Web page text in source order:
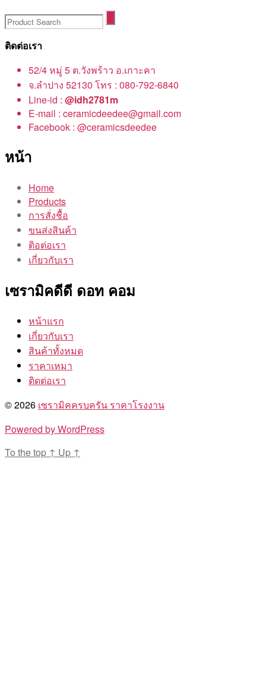
ติดต่อเรา
52/4 หมู่ 5 ต.วังพร้าว อ.เกาะคา
จ.ลำปาง 52130 โทร : 080-792-6840
Line-id : @idh2781m
E-mail : ceramicdeedee@gmail.com
Facebook : @ceramicsdeedee
หน้า
Home
Products
การสั่งชื้อ
ขนส่งสินค้า
ติอต่อเรา
เกี่ยวกับเรา
เซรามิคดีดี ดอท คอม
หน้าแรก
เกี่ยวกับเรา
สินค้าทั้งหมด
ราคาเหมา
ติดต่อเรา
© 2026 เซรามิคครบครัน ราคาโรงงาน
Powered by WordPress
To the top ↑ Up ↑